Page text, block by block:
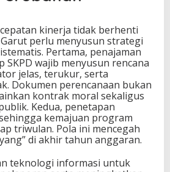
kinerja tidak berhenti
perlu menyusun strategi
Pertama, penajaman
SKPD wajib menyusun rencana
jelas, terukur, serta
Dokumen perencanaan bukan
kontrak moral sekaligus
Kedua, penetapan
kemajuan program
triwulan. Pola ini mencegah
di akhir tahun anggaran.
teknologi informasi untuk